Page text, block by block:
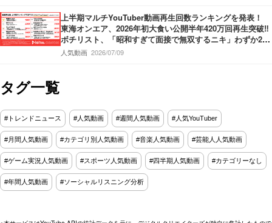
上半期マルチYouTuber動画再生回数ランキングを発表！
東海オンエア、2026年初大食い公開半年420万回再生突破‼
ボチリスト、「昭和すぎて面接で無双するニキ」わずか2ヶ
月で420万回再生‼うじとうえだ、100種類お酒図鑑ハワイ
人気動画 2026/07/09
タグ一覧
#トレンドニュース #人気動画 #週間人気動画 #人気YouTuber
#月間人気動画 #カテゴリ別人気動画 #音楽人気動画 #芸能人人気動画
#ゲーム実況人気動画 #スポーツ人気動画 #四半期人気動画 #カテゴリーなし
#年間人気動画 #ソーシャルリスニング分析